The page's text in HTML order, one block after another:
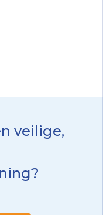
veilige,